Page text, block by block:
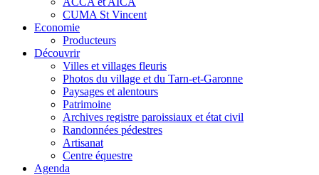
CUMA St Vincent
Economie
Producteurs
Découvrir
Villes et villages fleuris
Photos du village et du Tarn-et-Garonne
Paysages et alentours
Patrimoine
Archives registre paroissiaux et état civil
Randonnées pédestres
Artisanat
Centre équestre
Agenda